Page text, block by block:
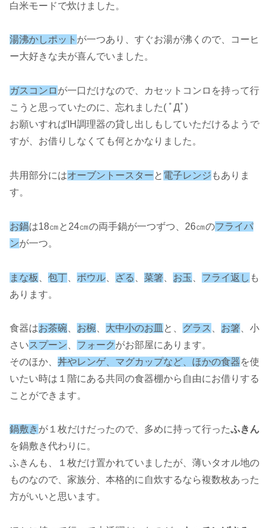
白米モードで炊けました。
湯沸かしポット が一つあり、すぐお湯が沸くので、コーヒ
ー大好きな夫が喜んでいました。
ガスコンロ が一口だけなので、カセットコンロを持って行
こうと思っていたのに、忘れました( ﾟДﾟ)
お願いすればIH調理器の貸し出しもしていただけるようで
すが、お借りしなくても何とかなりました。
共用部分にはオーブントースターと 電子レンジ もありま
す。
お鍋は18㎝と24㎝の両手鍋が一つずつ、26㎝のフライパ
ンが一つ。
まな板 包丁 ボウル ざる 菜箸 お玉 フライ返し も
あります。
食器はお茶碗 お椀 大中小のお皿 と、 グラス お箸 、小
さいスプーン フォーク がお部屋にあります。
そのほか、 丼やレンゲ、マグカップなど、ほかの食器を使
いたい時は１階にある共同の食器棚から自由にお借りする
ことができます。
鍋敷き が１枚だけだったので、多めに持って行ったふきん
を鍋敷き代わりに。
ふきんも、１枚だけ置かれていましたが、薄いタオル地の
ものなので、家族分、本格的に自炊するなら複数枚あった
方がいいと思います。